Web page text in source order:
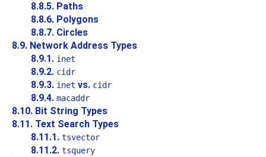
8.8.5. Paths
8.8.6. Polygons
8.8.7. Circles
8.9. Network Address Types
8.9.1. inet
8.9.2. cidr
8.9.3. inet vs. cidr
8.9.4. macaddr
8.10. Bit String Types
8.11. Text Search Types
8.11.1. tsvector
8.11.2. tsquery